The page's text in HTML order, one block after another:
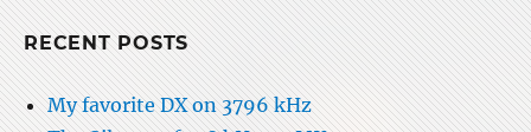
RECENT POSTS
My favorite DX on 3796 kHz